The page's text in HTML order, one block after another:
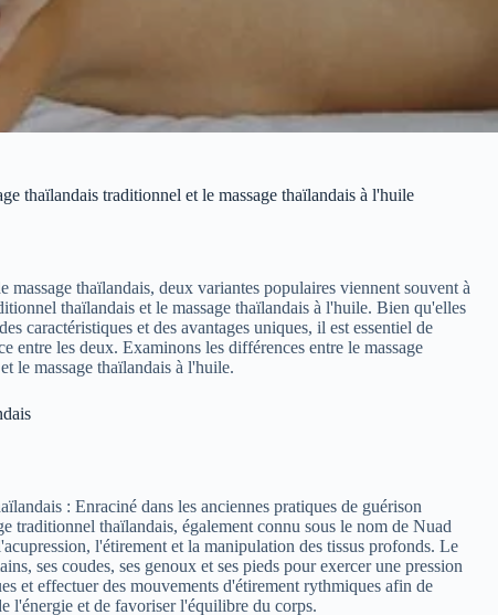
thaïlandais traditionnel et le massage thaïlandais à l'huile
massage thaïlandais, deux variantes populaires viennent souvent à
thaïlandais et le massage thaïlandais à l'huile. Bien qu'elles
caractéristiques et des avantages uniques, il est essentiel de
entre les deux. Examinons les différences entre le massage
le massage thaïlandais à l'huile.
: Enraciné dans les anciennes pratiques de guérison
traditionnel thaïlandais, également connu sous le nom de Nuad
l'étirement et la manipulation des tissus profonds. Le
ses coudes, ses genoux et ses pieds pour exercer une pression
et effectuer des mouvements d'étirement rythmiques afin de
l'énergie et de favoriser l'équilibre du corps.